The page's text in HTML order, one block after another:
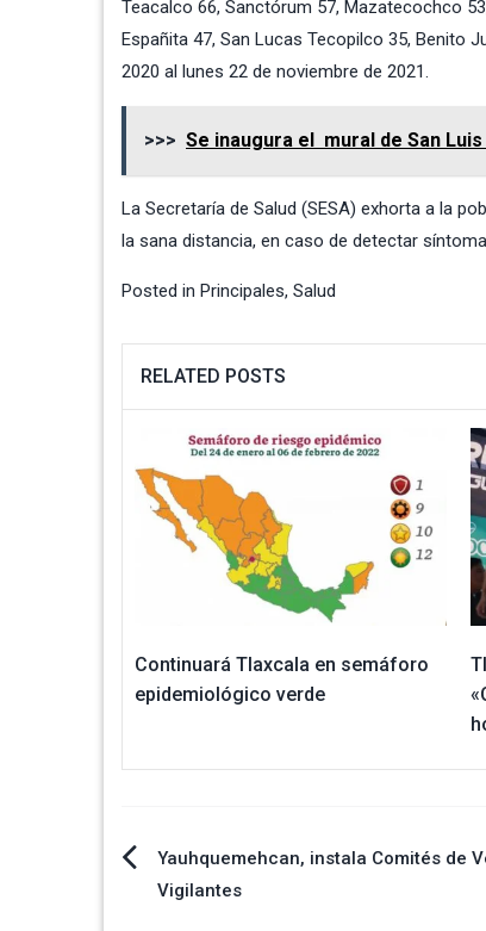
Teacalco 66, Sanctórum 57, Mazatecochco
Españita 47, San Lucas Tecopilco 35, Benito
2020 al lunes 22 de noviembre de 2021.
>>> Se inaugura el mural de San
La Secretaría de Salud (SESA) exhorta a la
la sana distancia, en caso de detectar
Posted in Principales, Salud
RELATED POSTS
Continuará Tlaxcala en semáforo
epidemiológico verde
Navegación
Yauhquemehcan, instala Comités de
Vigilantes